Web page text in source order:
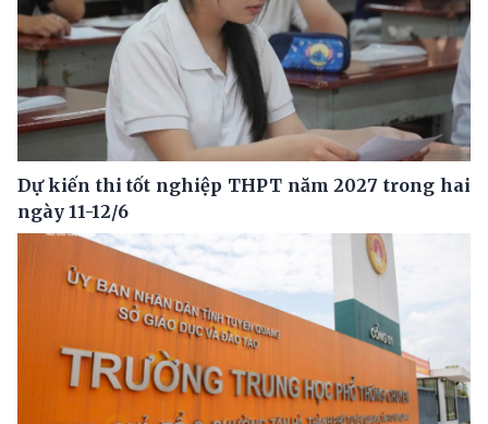
Dự kiến thi tốt nghiệp THPT năm 2027 trong hai
ngày 11-12/6